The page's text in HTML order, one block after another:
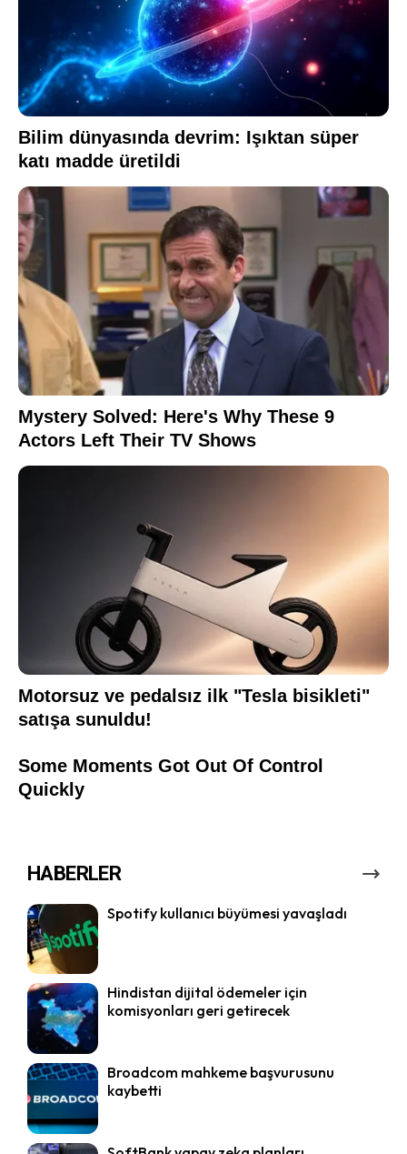
HABERLER
Spotify kullanıcı büyümesi yavaşladı
Hindistan dijital ödemeler için
komisyonları geri getirecek
Broadcom mahkeme başvurusunu
kaybetti